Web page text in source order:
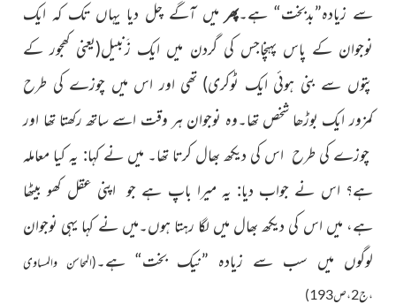
سے زیادہ”بدبخت“ ہے۔پھر میں آگے چل دیا یہاں تک کہ ایک
نوجوان کے پاس پہنچاجس کی گردن میں ایک زَنبیل(یعنی کھجور کے
پتوں سے بنی ہوئی ایک ٹوکری) تھی اور اس میں چوزے کی طرح
کمزور ایک بوڑھا شخص تھا۔وہ نوجوان ہر وقت اسے ساتھ رکھتا تھا اور
چوزے کی طرح اس کی دیکھ بھال کرتا تھا۔ میں نے کہا: یہ کیا معاملہ
ہے؟ اس نے جواب دیا: یہ میرا باپ ہے جو اپنی عقل کھو بیٹھا
ہے، میں اس کی دیکھ بھال میں لگا رہتا ہوں۔میں نے کہا یہی نوجوان
لوگوں میں سب سے زیادہ ”نیک بخت“ ہے۔(المحاسن والمساوی
،ج2،ص193)